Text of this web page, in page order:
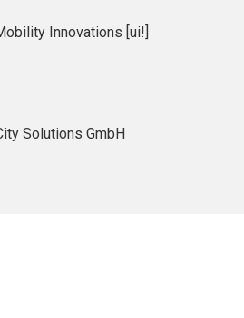
Innovations [ui!]
Solutions GmbH